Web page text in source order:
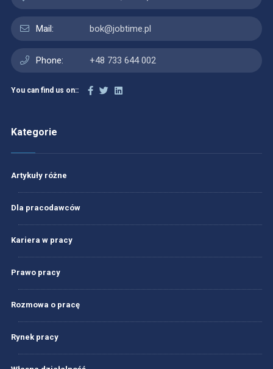
Mail: bok@jobtime.pl
Phone: +48 733 644 002
You can find us on::
Kategorie
Artykuły różne
Dla pracodawców
Kariera w pracy
Prawo pracy
Rozmowa o pracę
Rynek pracy